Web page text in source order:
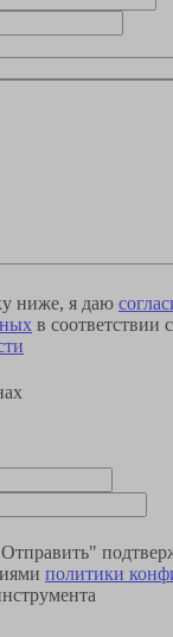
ниже, я даю
в соответствии с
политики